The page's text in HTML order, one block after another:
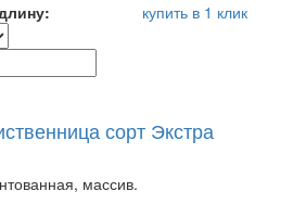
купить в 1 клик
сорт Экстра
массив.